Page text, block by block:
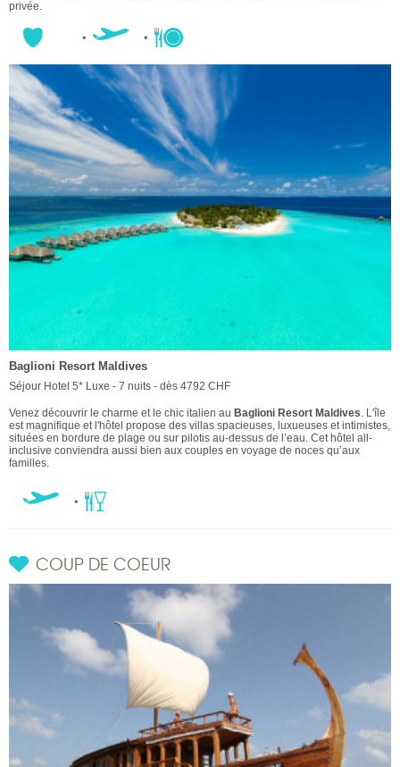
privée.
Baglioni Resort Maldives
Séjour Hotel 5* Luxe - 7 nuits - dès 4792 CHF
Venez découvrir le charme et le chic italien au Baglioni Resort Maldives . L'île
est magnifique et l'hôtel propose des villas spacieuses, luxueuses et intimistes,
situées en bordure de plage ou sur pilotis au-dessus de l’eau. Cet hôtel all-
inclusive conviendra aussi bien aux couples en voyage de noces qu’aux
familles.
COUP DE COEUR